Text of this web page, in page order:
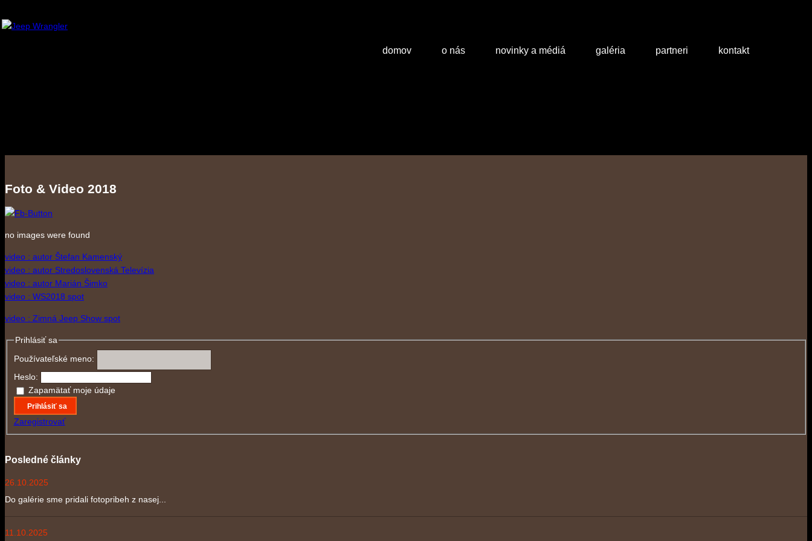
domov o nás novinky a médiá galéria partneri kontakt
Foto & Video 2018
no images were found
video : autor Štefan Kamenský
video : autor Stredoslovenská Televízia
video : autor Marián Šimko
video : WS2018 spot
video : Zimná Jeep Show spot
Prihlásiť sa
Používateľské meno:
Heslo:
Zapamätať moje údaje
Prihlásiť sa
Zaregistrovať
Posledné články
26.10.2025
Do galérie sme pridali fotopribeh z nasej...
11.10.2025